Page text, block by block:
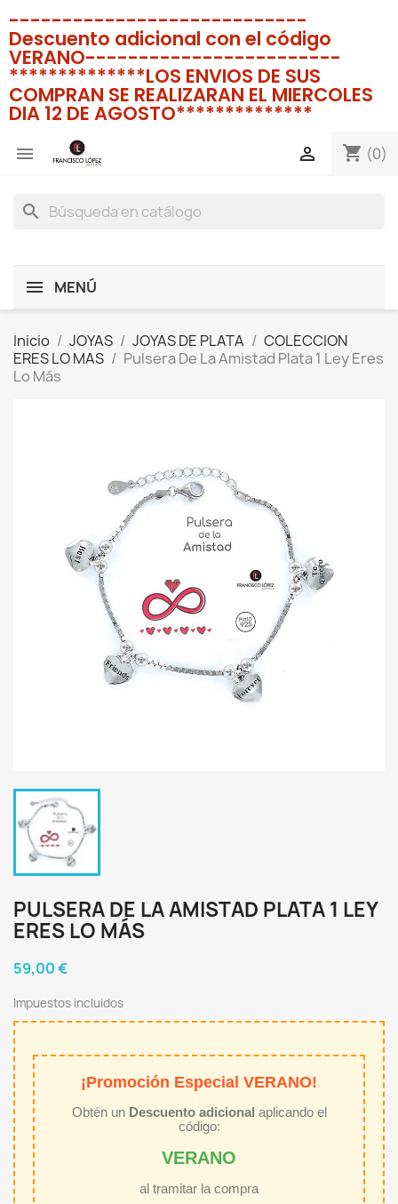
----------------------------
Descuento adicional con el código
VERANO------------------------
**************LOS ENVIOS DE SUS
COMPRAN SE REALIZARAN EL MIERCOLES
DIA 12 DE AGOSTO**************
 shopping_cart (0)

search
MENÚ
Inicio JOYAS JOYAS DE PLATA
COLECCION
ERES LO MAS
Pulsera De La Amistad Plata 1 Ley Eres
Lo Más
PULSERA DE LA AMISTAD PLATA 1 LEY
ERES LO MÁS
59,00 €
Impuestos incluidos
¡Promoción Especial VERANO!
Obtén un Descuento adicional aplicando el
código:
VERANO
al tramitar la compra